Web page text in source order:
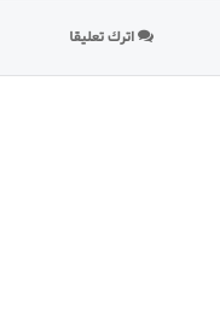
اترك تعليقا